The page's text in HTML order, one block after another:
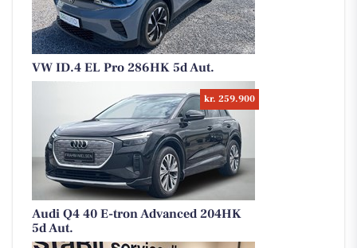
VW ID.4 EL Pro 286HK 5d Aut.
kr. 259.900
Audi Q4 40 E-tron Advanced 204HK
5d Aut.